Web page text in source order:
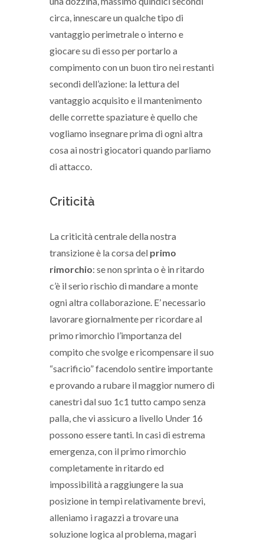
circa, innescare un qualche tipo di
vantaggio perimetrale o interno e
giocare su di esso per portarlo a
compimento con un buon tiro nei restanti
secondi dell’azione: la lettura del
vantaggio acquisito e il mantenimento
delle corrette spaziature è quello che
vogliamo insegnare prima di ogni altra
cosa ai nostri giocatori quando parliamo
di attacco.
Criticità
La criticità centrale della nostra
transizione è la corsa del primo
rimorchio: se non sprinta o è in ritardo
c’è il serio rischio di mandare a monte
ogni altra collaborazione. E’ necessario
lavorare giornalmente per ricordare al
primo rimorchio l’importanza del
compito che svolge e ricompensare il suo
“sacrificio” facendolo sentire importante
e provando a rubare il maggior numero di
canestri dal suo 1c1 tutto campo senza
palla, che vi assicuro a livello Under 16
possono essere tanti. In casi di estrema
emergenza, con il primo rimorchio
completamente in ritardo ed
impossibilità a raggiungere la sua
posizione in tempi relativamente brevi,
alleniamo i ragazzi a trovare una
soluzione logica al problema, magari